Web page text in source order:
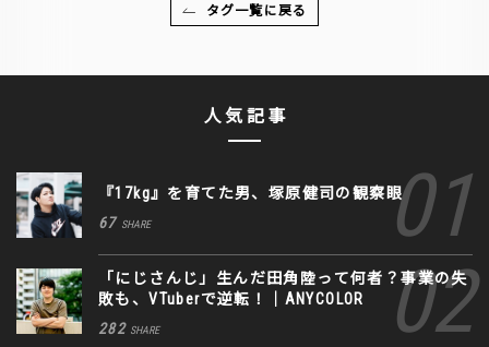
タグ一覧に戻る
人気記事
『17kg』を育てた男、塚原健司の観察眼
67 SHARE
「にじさんじ」生んだ田角陸って何者？事業の失
敗も、VTuberで逆転！｜ANYCOLOR
282 SHARE